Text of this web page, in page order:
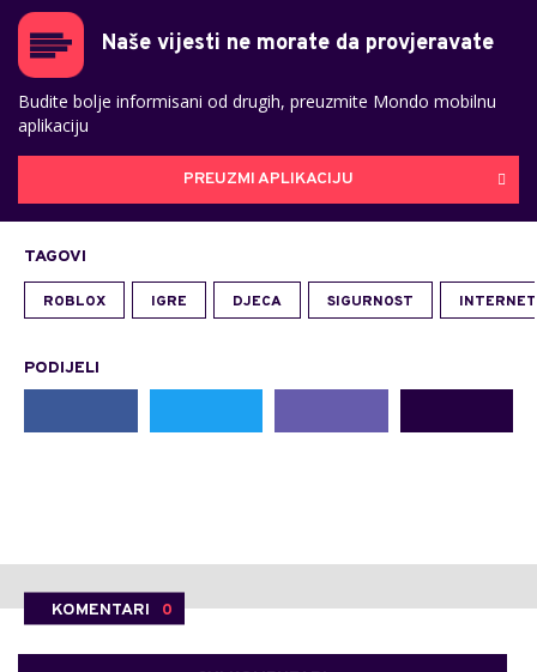
Naše vijesti ne morate da provjeravate
Budite bolje informisani od drugih, preuzmite Mondo mobilnu
aplikaciju
PREUZMI APLIKACIJU
TAGOVI
ROBLOX IGRE DJECA SIGURNOST INTERNET
PODIJELI
KOMENTARI 0